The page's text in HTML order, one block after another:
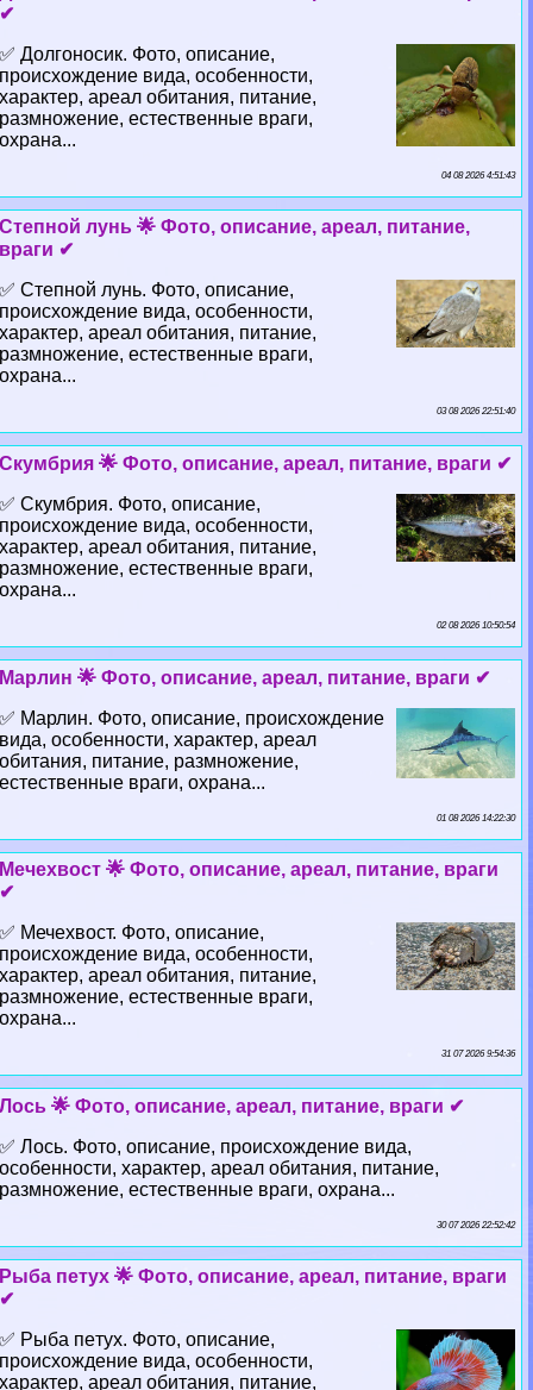
✔
✅ Долгоносик. Фото, описание,
происхождение вида, особенности,
хаpaктер, ареал обитания, питание,
размножение, естественные враги,
охрана...
04 08 2026 4:51:43
Степной лунь 🌟 Фото, описание, ареал, питание,
враги ✔
✅ Степной лунь. Фото, описание,
происхождение вида, особенности,
хаpaктер, ареал обитания, питание,
размножение, естественные враги,
охрана...
03 08 2026 22:51:40
Скумбрия 🌟 Фото, описание, ареал, питание, враги ✔
✅ Скумбрия. Фото, описание,
происхождение вида, особенности,
хаpaктер, ареал обитания, питание,
размножение, естественные враги,
охрана...
02 08 2026 10:50:54
Марлин 🌟 Фото, описание, ареал, питание, враги ✔
✅ Марлин. Фото, описание, происхождение
вида, особенности, хаpaктер, ареал
обитания, питание, размножение,
естественные враги, охрана...
01 08 2026 14:22:30
Мечехвост 🌟 Фото, описание, ареал, питание, враги
✔
✅ Мечехвост. Фото, описание,
происхождение вида, особенности,
хаpaктер, ареал обитания, питание,
размножение, естественные враги,
охрана...
31 07 2026 9:54:36
Лось 🌟 Фото, описание, ареал, питание, враги ✔
✅ Лось. Фото, описание, происхождение вида,
особенности, хаpaктер, ареал обитания, питание,
размножение, естественные враги, охрана...
30 07 2026 22:52:42
Рыба пeтyx 🌟 Фото, описание, ареал, питание, враги
✔
✅ Рыба пeтyx. Фото, описание,
происхождение вида, особенности,
хаpaктер, ареал обитания, питание,